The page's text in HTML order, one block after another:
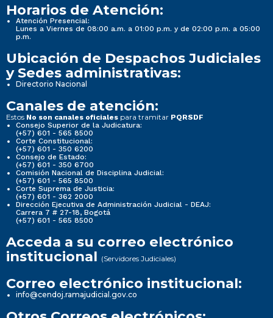
Horarios de Atención:
Atención Presencial:
Lunes a Viernes de 08:00 a.m. a 01:00 p.m. y de 02:00 p.m. a 05:00
p.m.
Ubicación de Despachos Judiciales
y Sedes administrativas:
Directorio Nacional
Canales de atención:
Estos No son canales oficiales para tramitar PQRSDF
Consejo Superior de la Judicatura:
(+57) 601 - 565 8500
Corte Constitucional:
(+57) 601 - 350 6200
Consejo de Estado:
(+57) 601 - 350 6700
Comisión Nacional de Disciplina Judicial:
(+57) 601 - 565 8500
Corte Suprema de Justicia:
(+57) 601 - 362 2000
Dirección Ejecutiva de Administración Judicial - DEAJ:
Carrera 7 # 27-18, Bogotá
(+57) 601 - 565 8500
Acceda a su correo electrónico
institucional (Servidores Judiciales)
Correo electrónico institucional:
info@cendoj.ramajudicial.gov.co